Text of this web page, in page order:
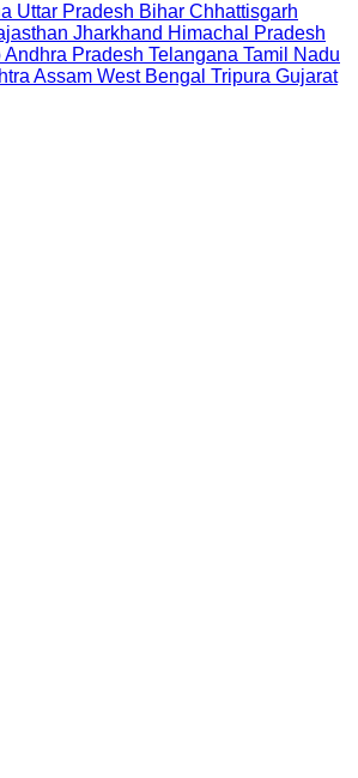
Uttar Pradesh Bihar Chhattisgarh
Jharkhand Himachal Pradesh
Andhra Pradesh Telangana Tamil Nadu
Assam West Bengal Tripura Gujarat